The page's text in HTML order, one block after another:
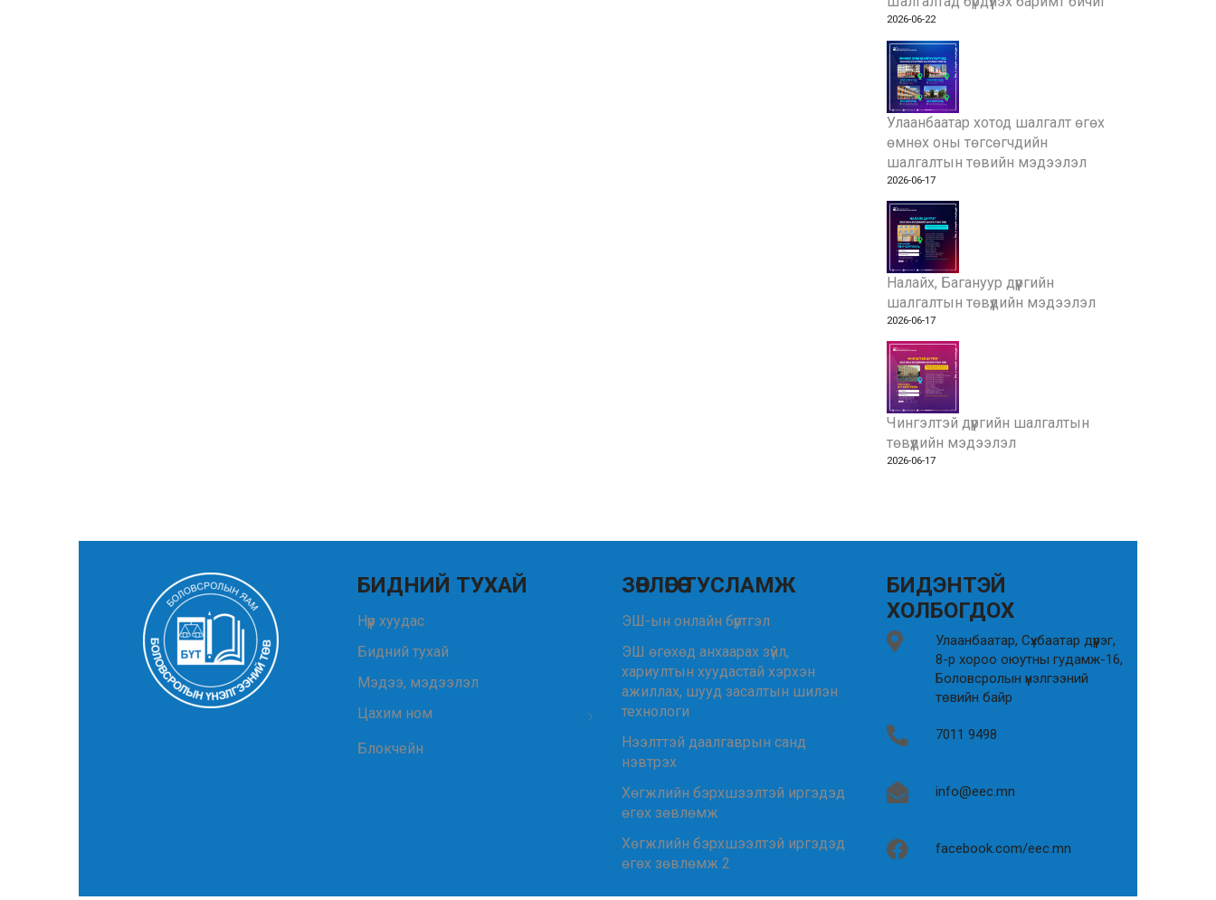
2026-06-22
Улаанбаатар хотод шалгалт өгөх
өмнөх оны төгсөгчдийн
шалгалтын төвийн мэдээлэл
2026-06-17
Налайх, Багануур дүүргийн
шалгалтын төвүүдийн мэдээлэл
2026-06-17
Чингэлтэй дүүргийн шалгалтын
төвүүдийн мэдээлэл
2026-06-17
БИДНИЙ ТУХАЙ
Нүүр хуудас
Бидний тухай
Мэдээ, мэдээлэл
Цахим ном
Блокчейн
ЗӨВЛӨГӨӨ ТУСЛАМЖ
ЭШ-ын онлайн бүртгэл
ЭШ өгөхөд анхаарах зүйл,
хариултын хуудастай хэрхэн
ажиллах, шууд засалтын шилэн
технологи
Нээлттэй даалгаврын санд
нэвтрэх
Хөгжлийн бэрхшээлтэй иргэдэд
өгөх зөвлөмж
Хөгжлийн бэрхшээлтэй иргэдэд
өгөх зөвлөмж 2
БИДЭНТЭЙ
ХОЛБОГДОХ
Улаанбаатар, Сүхбаатар дүүрэг,
8-р хороо оюутны гудамж-16,
Боловсролын үнэлгээний
төвийн байр
7011 9498
info@eec.mn
facebook.com/eec.mn